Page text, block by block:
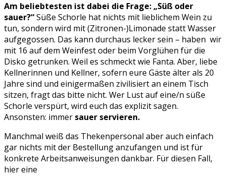
Am beliebtesten ist dabei die Frage: „Süß oder
sauer?“Süße Schorle hat nichts mit lieblichem Wein zu
tun, sondern wird mit (Zitronen-)Limonade statt Wasser
aufgegossen. Das kann durchaus lecker sein – haben wir
mit 16 auf dem Weinfest oder beim Vorglühen für die
Disko getrunken. Weil es schmeckt wie Fanta. Aber, liebe
Kellnerinnen und Kellner, sofern eure Gäste älter als 20
Jahre sind und einigermaßen zivilisiert an einem Tisch
sitzen, fragt das bitte nicht. Wer Lust auf eine/n süße
Schorle verspürt, wird euch das explizit sagen.
Ansonsten: immer sauer servieren.
Manchmal weiß das Thekenpersonal aber auch einfach
gar nichts mit der Bestellung anzufangen und ist für
konkrete Arbeitsanweisungen dankbar. Für diesen Fall,
hier eine